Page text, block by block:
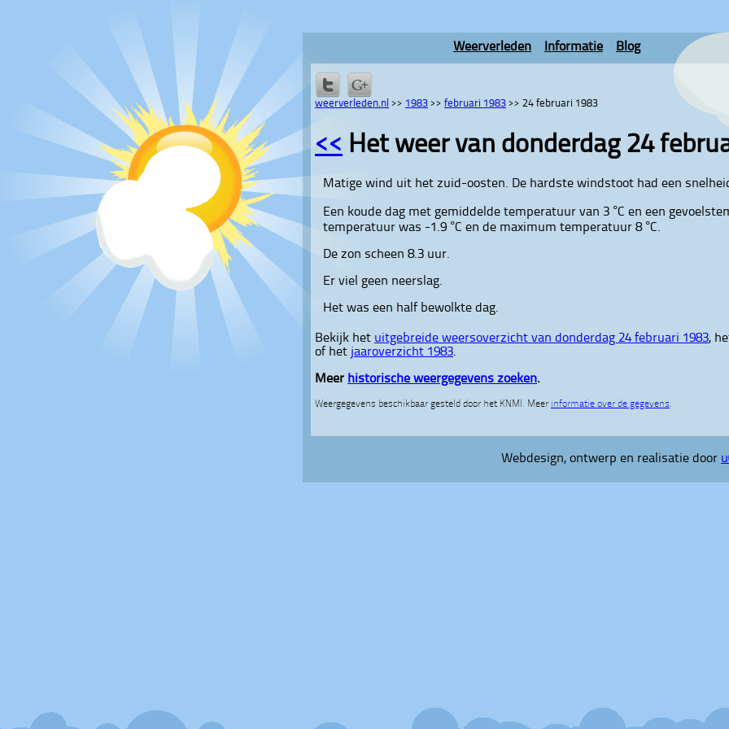
Weerverleden Informatie Blog
weerverleden.nl >> 1983 >> februari 1983 >> 24 februari 1983
<< Het weer van donderdag 24
Matige wind uit het zuid-oosten. De hardste windstoot had een
Een koude dag met gemiddelde temperatuur van 3 °C en een
temperatuur was -1.9 °C en de maximum temperatuur 8 °C.
De zon scheen 8.3 uur.
Er viel geen neerslag.
Het was een half bewolkte dag.
Bekijk het uitgebreide weersoverzicht van donderdag 24 februari 1983,
of het jaaroverzicht 1983.
Meer historische weergegevens zoeken.
Weergegevens beschikbaar gesteld door het KNMI. Meer informatie over de gegevens.
Webdesign, ontwerp en realisatie door